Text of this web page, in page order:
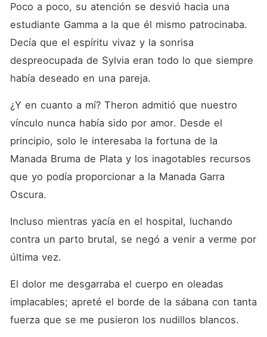
Poco a poco, su atención se desvió hacia una
estudiante Gamma a la que él mismo patrocinaba.
Decía que el espíritu vivaz y la sonrisa
despreocupada de Sylvia eran todo lo que siempre
había deseado en una pareja.
¿Y en cuanto a mí? Theron admitió que nuestro
vínculo nunca había sido por amor. Desde el
principio, solo le interesaba la fortuna de la
Manada Bruma de Plata y los inagotables recursos
que yo podía proporcionar a la Manada Garra
Oscura.
Incluso mientras yacía en el hospital, luchando
contra un parto brutal, se negó a venir a verme por
última vez.
El dolor me desgarraba el cuerpo en oleadas
implacables; apreté el borde de la sábana con tanta
fuerza que se me pusieron los nudillos blancos.